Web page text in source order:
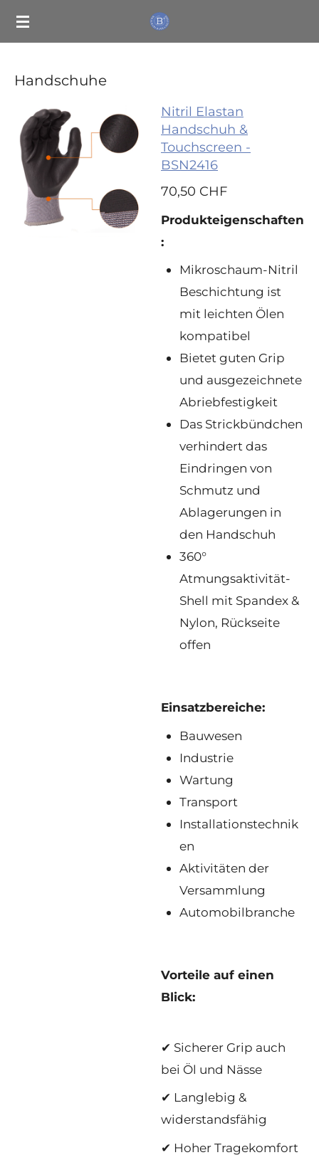
Zum
Hauptinhalt
Handschuhe
Nitril Elastan
Handschuh &
Touchscreen -
BSN2416
70,50 CHF
Produkteigenschaften
:
Mikroschaum-Nitril
Beschichtung ist
mit leichten Ölen
kompatibel
Bietet guten Grip
und ausgezeichnete
Abriebfestigkeit
Das Strickbündchen
verhindert das
Eindringen von
Schmutz und
Ablagerungen in
den Handschuh
360°
Atmungsaktivität-
Shell mit Spandex &
Nylon, Rückseite
offen
Einsatzbereiche:
Bauwesen
Industrie
Wartung
Transport
Installationstechnik
en
Aktivitäten der
Versammlung
Automobilbranche
Vorteile auf einen
Blick:
✔ Sicherer Grip auch
bei Öl und Nässe
✔ Langlebig &
widerstandsfähig
✔ Hoher Tragekomfort